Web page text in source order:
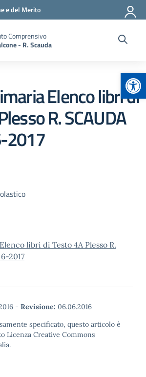
e del Merito
Comprensivo
- R. Scauda
Elenco libri di
R. SCAUDA
2017
libri di Testo 4A Plesso R.
2017
- Revisione: 06.06.2016
specificato, questo articolo è
Licenza Creative Commons